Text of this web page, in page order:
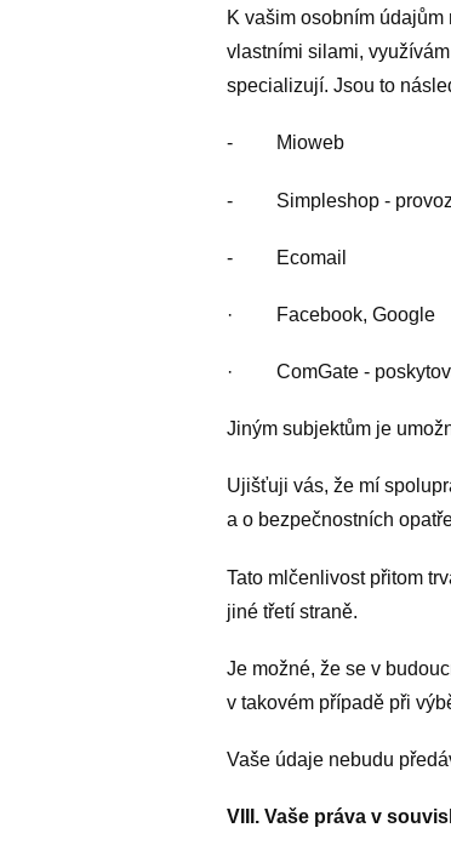
K vašim osobním
vlastními silami,
specializují. Jsou to
- Mioweb
- Simpleshop -
- Ecomail
· Facebook, Google
· ComGate -
Jiným subjektům je
Ujišťuji vás, že mí
a o bezpečnostních
Tato mlčenlivost přitom
jiné třetí straně.
Je možné, že se v
v takovém případě při
Vaše údaje nebudu
VIII. Vaše práva v